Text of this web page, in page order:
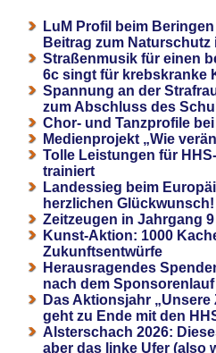
LuM Profil beim
Beitrag zum Naturschutz
Straßenmusik für einen
6c singt für krebskranke
Spannung an der
zum Abschluss des
Chor- und Tanzprofile bei
Medienprojekt „Wie
Tolle Leistungen für
trainiert
Landessieg beim
herzlichen Glückwunsch!
Zeitzeugen in Jahrgang 9
Kunst-Aktion: 1000
Zukunftsentwürfe
Herausragendes
nach dem Sponsorenlauf
Das Aktionsjahr
geht zu Ende mit den
Alsterschach 2026:
aber das linke Ufer (also